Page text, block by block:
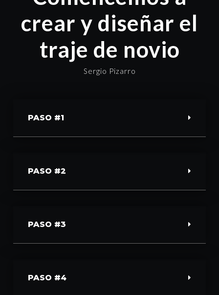
crear y diseñar el
traje de novio
Sergio Pizarro
PASO #1
PASO #2
PASO #3
PASO #4